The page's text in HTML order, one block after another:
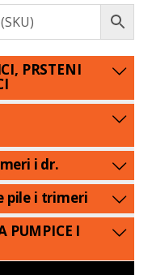
PRSTENI
i dr.
pile i trimeri
PUMPICE I